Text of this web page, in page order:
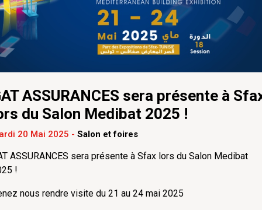
ASSURANCES sera présente à
du Salon Medibat 2025 !
20 Mai 2025 - Salon et foires
ASSURANCES sera présente à Sfax lors du Salon Medibat
!
nous rendre visite du 21 au 24 mai 2025